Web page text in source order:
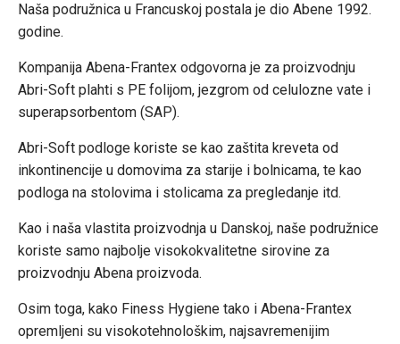
Naša podružnica u Francuskoj postala je dio Abene 1992.
godine.
Kompanija Abena-Frantex odgovorna je za proizvodnju
Abri-Soft plahti s PE folijom, jezgrom od celulozne vate i
superapsorbentom (SAP).
Abri-Soft podloge koriste se kao zaštita kreveta od
inkontinencije u domovima za starije i bolnicama, te kao
podloga na stolovima i stolicama za pregledanje itd.
Kao i naša vlastita proizvodnja u Danskoj, naše podružnice
koriste samo najbolje visokokvalitetne sirovine za
proizvodnju Abena proizvoda.
Osim toga, kako Finess Hygiene tako i Abena-Frantex
opremljeni su visokotehnološkim, najsavremenijim